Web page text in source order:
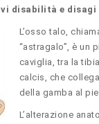
disabilità e disagi
L’osso talo,
“astragalo”, è un
caviglia, tra la
calcis, che
della gamba al
L’alterazione